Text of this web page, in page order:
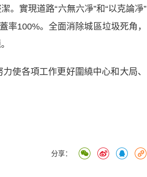
。實現道路“六無六凈”和“以克論凈”
率100%。全面消除城區垃圾死角，
各項工作更好圍繞中心和大局、
分享：